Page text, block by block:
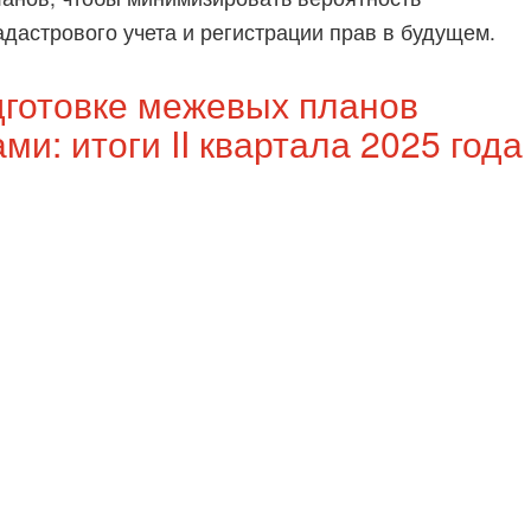
учета и регистрации прав в будущем.
межевых планов
итоги II квартала 2025